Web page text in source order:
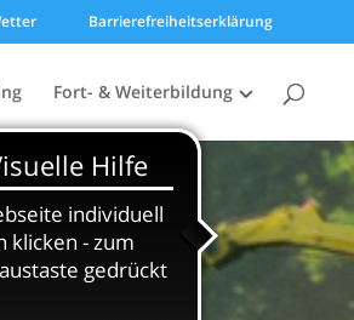
Barrierefreiheitserklärung
Fort- & Weiterbildung